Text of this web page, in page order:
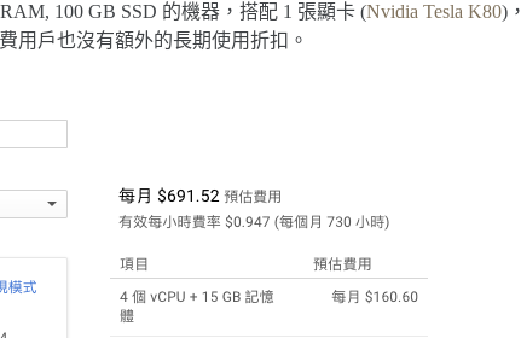
100 GB SSD 的機器，搭配 1 張顯卡 (Nvidia Tesla K80)，
用戶也沒有額外的長期使用折扣。